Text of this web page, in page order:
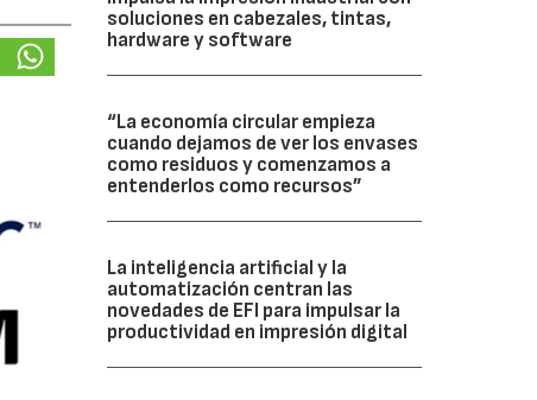
soluciones en cabezales, tintas,
hardware y software
“La economía circular empieza
cuando dejamos de ver los envases
como residuos y comenzamos a
entenderlos como recursos”
La inteligencia artificial y la
automatización centran las
novedades de EFI para impulsar la
productividad en impresión digital